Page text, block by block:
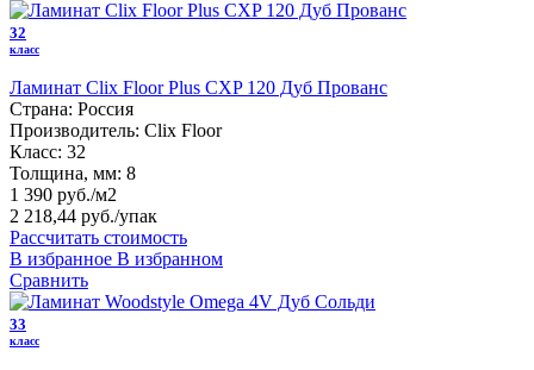
32
класс
Ламинат Clix Floor Plus CXP 120 Дуб Прованс
Страна: Россия
Производитель: Clix Floor
Класс: 32
Толщина, мм: 8
1 390 руб./м2
2 218,44 руб./упак
Рассчитать стоимость
В избранное В избранном
Сравнить
33
класс